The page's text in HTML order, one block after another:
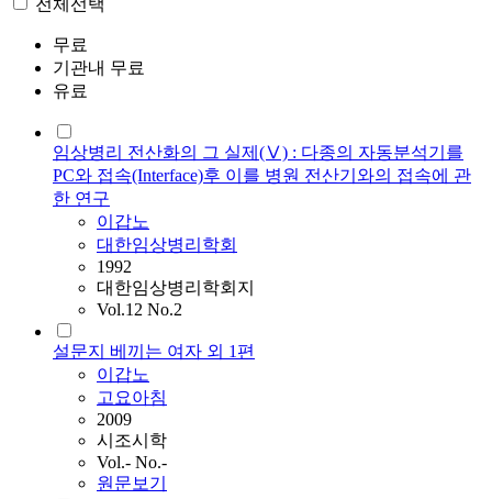
전체선택
무료
기관내 무료
유료
임상병리 전산화의 그 실제(Ⅴ) : 다종의 자동분석기를
PC와 접속(Interface)후 이를 병원 전산기와의 접속에 관
한 연구
이갑노
대한임상병리학회
1992
대한임상병리학회지
Vol.12 No.2
설문지 베끼는 여자 외 1편
이갑노
고요아침
2009
시조시학
Vol.- No.-
원문보기